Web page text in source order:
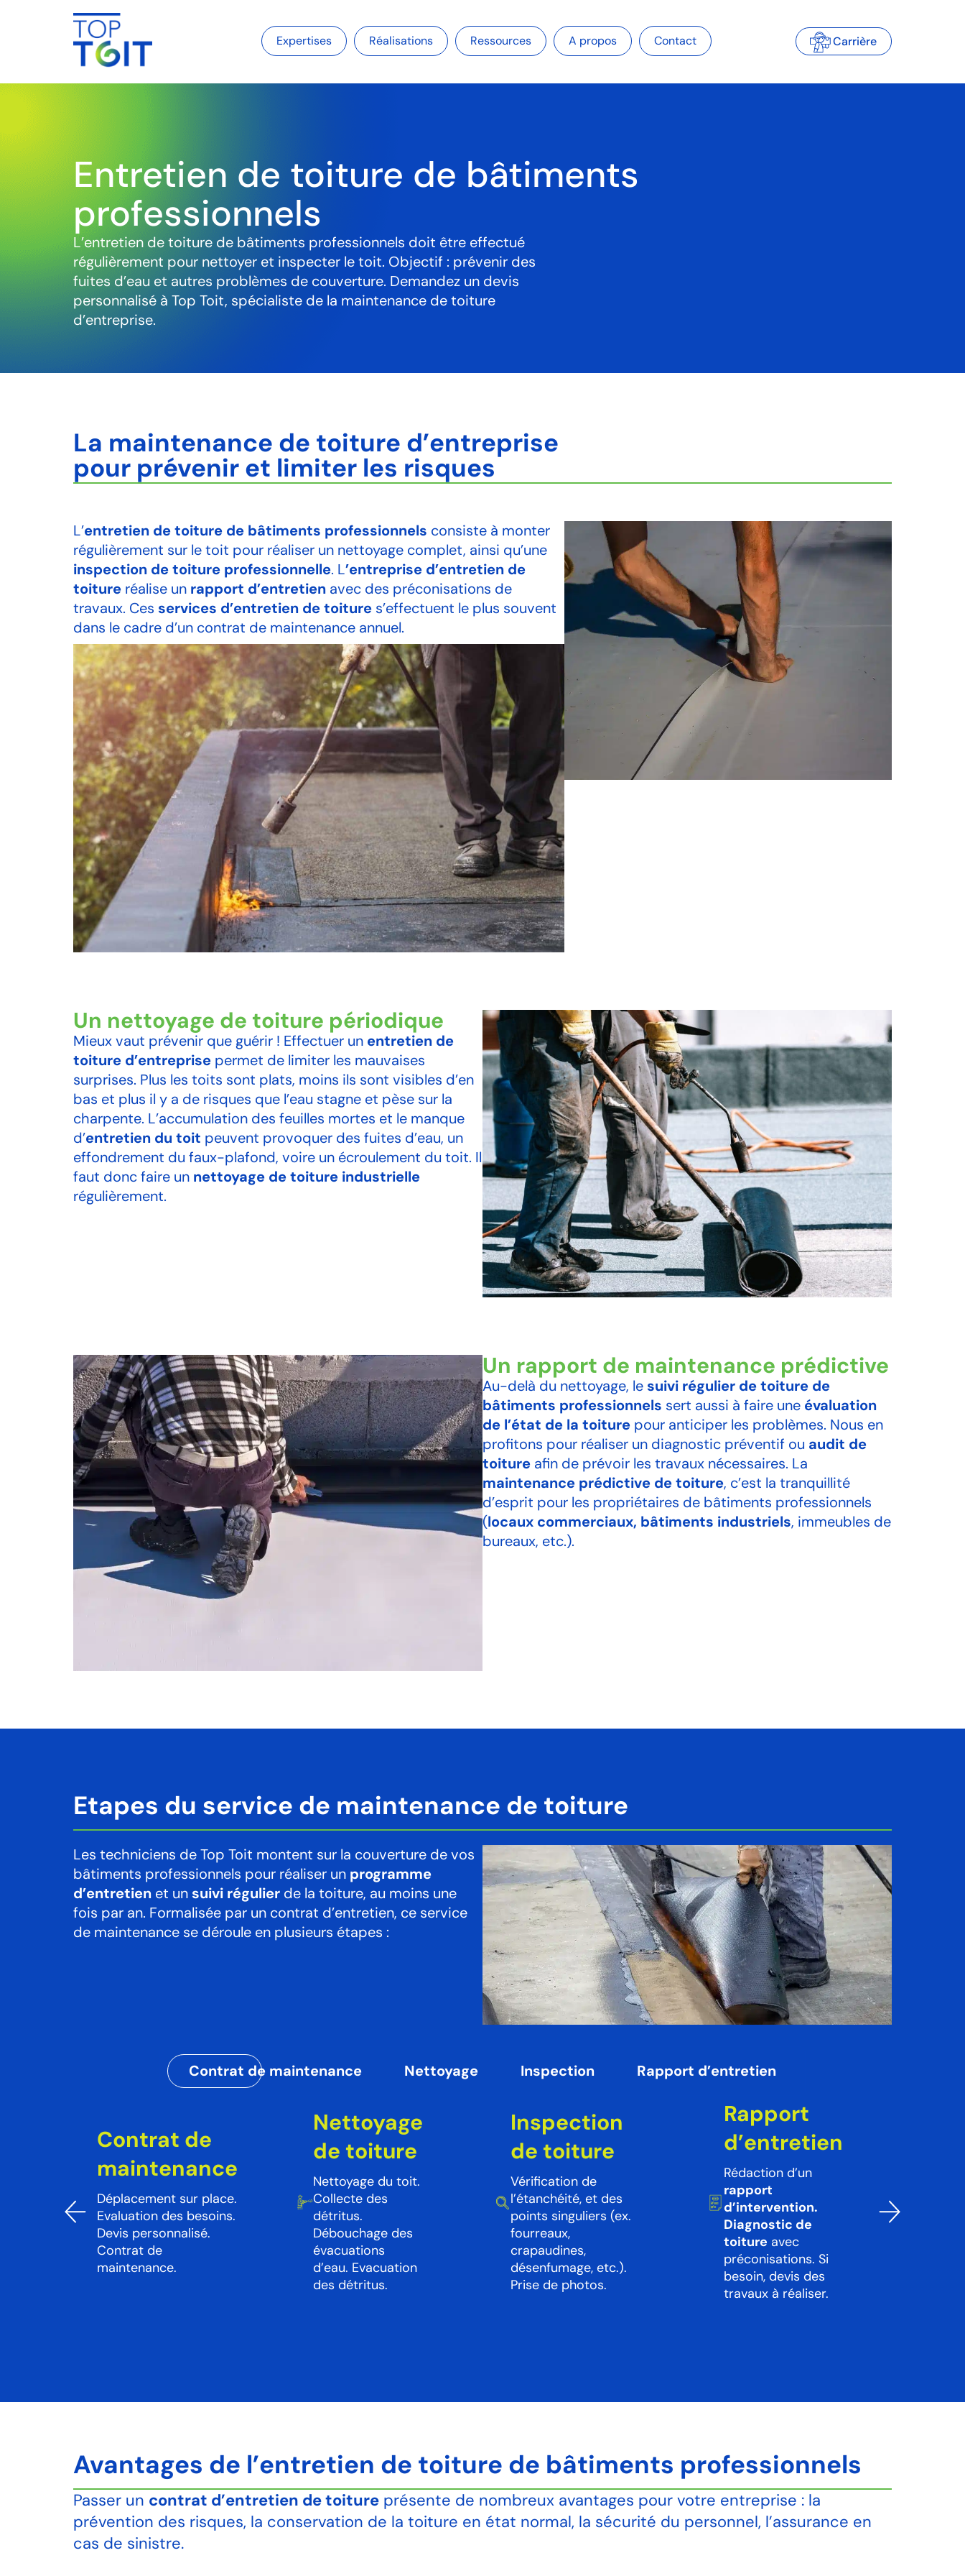
Expertises Réalisations Ressources A propos Contact Carrière
Entretien de toiture de bâtiments
professionnels
L’entretien de toiture de bâtiments professionnels doit être effectué
régulièrement pour nettoyer et inspecter le toit. Objectif : prévenir des
fuites d’eau et autres problèmes de couverture. Demandez un devis
personnalisé à Top Toit, spécialiste de la maintenance de toiture
d’entreprise.
La maintenance de toiture d’entreprise
pour prévenir et limiter les risques
L’entretien de toiture de bâtiments professionnels consiste à monter
régulièrement sur le toit pour réaliser un nettoyage complet, ainsi qu’une
inspection de toiture professionnelle. L’entreprise d’entretien de
toiture réalise un rapport d’entretien avec des préconisations de
travaux. Ces services d’entretien de toiture s’effectuent le plus souvent
dans le cadre d’un contrat de maintenance annuel.
Un nettoyage de toiture périodique
Mieux vaut prévenir que guérir ! Effectuer un entretien de
toiture d’entreprise permet de limiter les mauvaises
surprises. Plus les toits sont plats, moins ils sont visibles d’en
bas et plus il y a de risques que l’eau stagne et pèse sur la
charpente. L’accumulation des feuilles mortes et le manque
d’entretien du toit peuvent provoquer des fuites d’eau, un
effondrement du faux-plafond, voire un écroulement du toit. Il
faut donc faire un nettoyage de toiture industrielle
régulièrement.
Un rapport de maintenance prédictive
Au-delà du nettoyage, le suivi régulier de toiture de
bâtiments professionnels sert aussi à faire une évaluation
de l’état de la toiture pour anticiper les problèmes. Nous en
profitons pour réaliser un diagnostic préventif ou audit de
toiture afin de prévoir les travaux nécessaires. La
maintenance prédictive de toiture, c’est la tranquillité
d’esprit pour les propriétaires de bâtiments professionnels
(locaux commerciaux, bâtiments industriels, immeubles de
bureaux, etc.).
Etapes du service de maintenance de toiture
Les techniciens de Top Toit montent sur la couverture de vos
bâtiments professionnels pour réaliser un programme
d’entretien et un suivi régulier de la toiture, au moins une
fois par an. Formalisée par un contrat d’entretien, ce service
de maintenance se déroule en plusieurs étapes :
Contrat de maintenance Nettoyage Inspection Rapport d’entretien
Contrat de
maintenance
Déplacement sur place.
Evaluation des besoins.
Devis personnalisé.
Contrat de
maintenance.
Nettoyage
de toiture
Nettoyage du toit.
Collecte des
détritus.
Débouchage des
évacuations
d’eau. Evacuation
des détritus.
Inspection
de toiture
Vérification de
l’étanchéité, et des
points singuliers (ex.
fourreaux,
crapaudines,
désenfumage, etc.).
Prise de photos.
Rapport
d’entretien
Rédaction d’un
rapport
d’intervention.
Diagnostic de
toiture avec
préconisations. Si
besoin, devis des
travaux à réaliser.
Avantages de l’entretien de toiture de bâtiments professionnels
Passer un contrat d’entretien de toiture présente de nombreux avantages pour votre entreprise : la
prévention des risques, la conservation de la toiture en état normal, la sécurité du personnel, l’assurance en
cas de sinistre.